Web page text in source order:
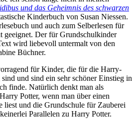
und das Geheimnis des schwarzen
Kinderbuch von Susan Niessen.
und auch zum Selberlesen für
geeignet. Der für Grundschulkinder
wird liebevoll untermalt von den
Büchner.
für Kinder, die für die Harry-
und sind ein sehr schöner Einstieg in
finde. Natürlich denkt man als
Potter, wenn man über einen
liest und die Grundschule für Zauberei
Parallelen zu Harry Potter.